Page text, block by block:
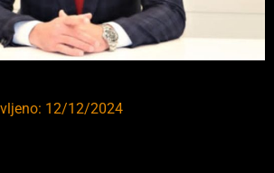
12/12/2024